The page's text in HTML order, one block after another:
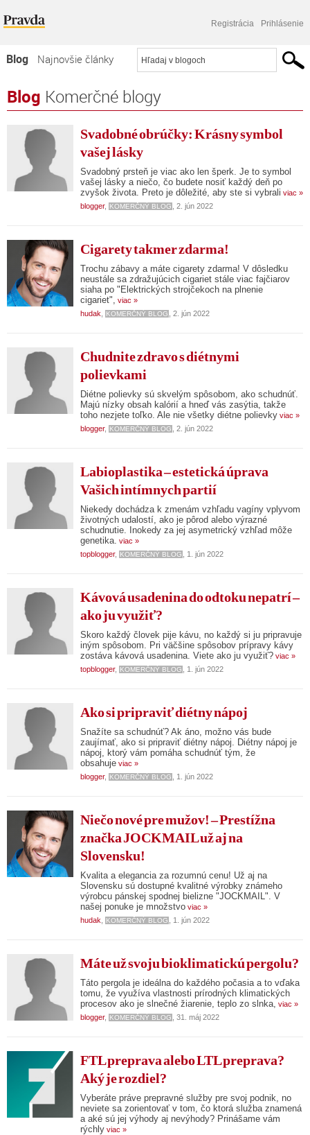
Registrácia Prihlásenie
Blog
Najnovšie články
Najčítanejšie články
Najkomentovanejšie články
Zoznam blogov
Komerčné blogy
Blog Komerčné blogy
Svadobné obrúčky: Krásny symbol
vašej lásky
Svadobný prsteň je viac ako len šperk. Je to symbol
vašej lásky a niečo, čo budete nosiť každý deň po
zvyšok života. Preto je dôležité, aby ste si vybrali viac »
blogger, KOMERČNÝ BLOG , 2. jún 2022
Cigarety takmer zdarma!
Trochu zábavy a máte cigarety zdarma! V dôsledku
neustále sa zdražujúcich cigariet stále viac fajčiarov
siaha po "Elektrických strojčekoch na plnenie
cigariet", viac »
hudak
KOMERČNÝ BLOG , 2. jún 2022
Chudnite zdravo s diétnymi
polievkami
Diétne polievky sú skvelým spôsobom, ako schudnúť.
Majú nízky obsah kalórií a hneď vás zasýtia, takže
toho nezjete toľko. Ale nie všetky diétne polievky viac »
blogger, KOMERČNÝ BLOG , 2. jún 2022
Labioplastika – estetická úprava
Vašich intímnych partií
Niekedy dochádza k zmenám vzhľadu vagíny vplyvom
životných udalostí, ako je pôrod alebo výrazné
schudnutie. Inokedy za jej asymetrický vzhľad môže
genetika. viac »
topblogger, KOMERČNÝ BLOG , 1. jún 2022
Kávová usadenina do odtoku nepatrí –
ako ju využiť?
Skoro každý človek pije kávu, no každý si ju pripravuje
iným spôsobom. Pri väčšine spôsobov prípravy kávy
zostáva kávová usadenina. Viete ako ju využiť? viac »
topblogger, KOMERČNÝ BLOG , 1. jún 2022
Ako si pripraviť diétny nápoj
Snažíte sa schudnúť? Ak áno, možno vás bude
zaujímať, ako si pripraviť diétny nápoj. Diétny nápoj je
nápoj, ktorý vám pomáha schudnúť tým, že
obsahuje viac »
blogger, KOMERČNÝ BLOG , 1. jún 2022
Niečo nové pre mužov! – Prestížna
značka JOCKMAIL už aj na
Slovensku!
Kvalita a elegancia za rozumnú cenu! Už aj na
Slovensku sú dostupné kvalitné výrobky známeho
výrobcu pánskej spodnej bielizne "JOCKMAIL". V
našej ponuke je množstvo viac »
hudak
KOMERČNÝ BLOG , 1. jún 2022
Máte už svoju bioklimatickú pergolu?
Táto pergola je ideálna do každého počasia a to vďaka
tomu, že využíva vlastnosti prírodných klimatických
procesov ako je slnečné žiarenie, teplo zo slnka, viac »
blogger, KOMERČNÝ BLOG , 31. máj 2022
FTL preprava alebo LTL preprava?
Aký je rozdiel?
Vyberáte práve prepravné služby pre svoj podnik, no
neviete sa zorientovať v tom, čo ktorá služba znamená
a aké sú jej výhody aj nevýhody? Prinášame vám
rýchly viac »